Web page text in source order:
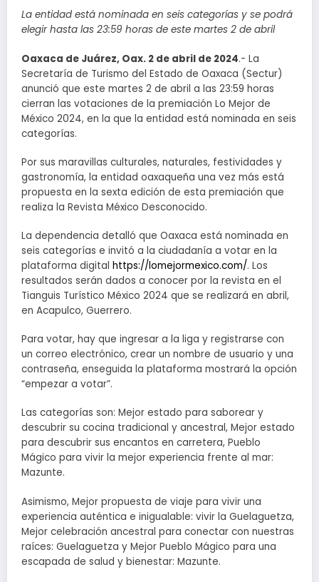
La entidad está nominada en seis categorías y se podrá
elegir hasta las 23:59 horas de este martes 2 de abril
Oaxaca de Juárez, Oax. 2 de abril de 2024.- La
Secretaría de Turismo del Estado de Oaxaca (Sectur)
anunció que este martes 2 de abril a las 23:59 horas
cierran las votaciones de la premiación Lo Mejor de
México 2024, en la que la entidad está nominada en seis
categorías.
Por sus maravillas culturales, naturales, festividades y
gastronomía, la entidad oaxaqueña una vez más está
propuesta en la sexta edición de esta premiación que
realiza la Revista México Desconocido.
La dependencia detalló que Oaxaca está nominada en
seis categorías e invitó a la ciudadanía a votar en la
plataforma digital https://lomejormexico.com/. Los
resultados serán dados a conocer por la revista en el
Tianguis Turístico México 2024 que se realizará en abril,
en Acapulco, Guerrero.
Para votar, hay que ingresar a la liga y registrarse con
un correo electrónico, crear un nombre de usuario y una
contraseña, enseguida la plataforma mostrará la opción
“empezar a votar”.
Las categorías son: Mejor estado para saborear y
descubrir su cocina tradicional y ancestral, Mejor estado
para descubrir sus encantos en carretera, Pueblo
Mágico para vivir la mejor experiencia frente al mar:
Mazunte.
Asimismo, Mejor propuesta de viaje para vivir una
experiencia auténtica e inigualable: vivir la Guelaguetza,
Mejor celebración ancestral para conectar con nuestras
raíces: Guelaguetza y Mejor Pueblo Mágico para una
escapada de salud y bienestar: Mazunte.